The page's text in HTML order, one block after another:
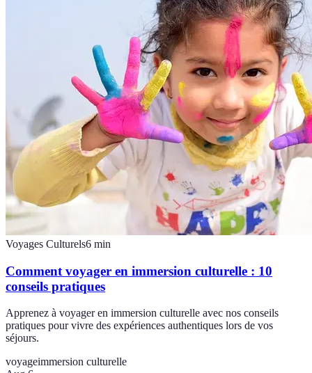
Voyages Culturels6 min
Comment voyager en immersion culturelle : 10
conseils pratiques
Apprenez à voyager en immersion culturelle avec nos conseils
pratiques pour vivre des expériences authentiques lors de vos
séjours.
voyageimmersion culturelle